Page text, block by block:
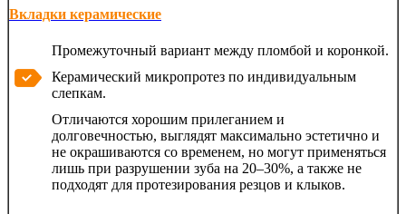
Вкладки керамические
Промежуточный вариант между пломбой и коронкой.
Керамический микропротез по индивидуальным
слепкам.
Отличаются хорошим прилеганием и
долговечностью, выглядят максимально эстетично и
не окрашиваются со временем, но могут применяться
лишь при разрушении зуба на 20–30%, а также не
подходят для протезирования резцов и клыков.